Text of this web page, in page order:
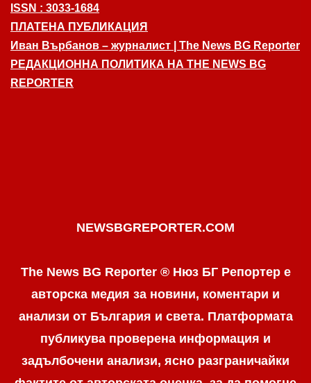
ISSN : 3033-1684
ПЛАТЕНА ПУБЛИКАЦИЯ
Иван Върбанов – журналист | The News BG Reporter
РЕДАКЦИОННА ПОЛИТИКА НА THE NEWS BG
REPORTER
NEWSBGREPORTER.COM
The News BG Reporter ® Нюз БГ Репортер е
авторска медия за новини, коментари и
анализи от България и света. Платформата
публикува проверена информация и
задълбочени анализи, ясно разграничaйки